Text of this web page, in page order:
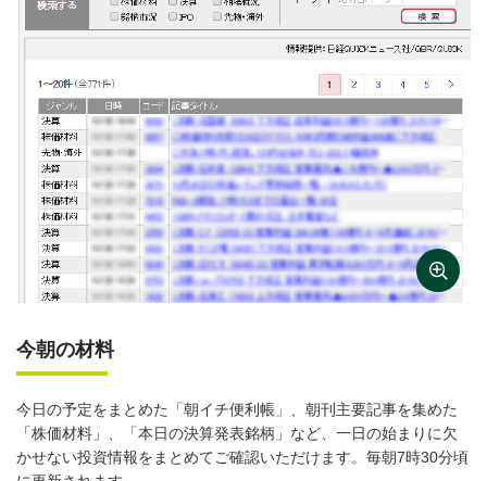
今朝の材料
今日の予定をまとめた「朝イチ便利帳」、朝刊主要記事を集めた
「株価材料」、「本日の決算発表銘柄」など、一日の始まりに欠
かせない投資情報をまとめてご確認いただけます。毎朝7時30分頃